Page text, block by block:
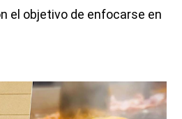
el objetivo de enfocarse en